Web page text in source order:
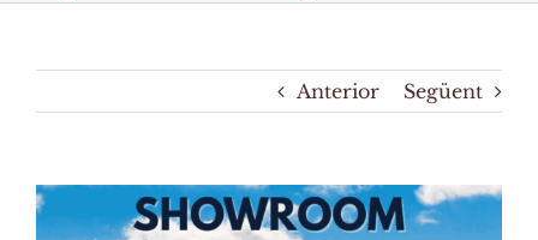
Anterior Següent
View
Larger